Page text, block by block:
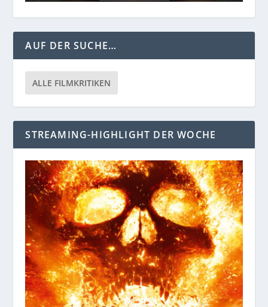
AUF DER SUCHE…
ALLE FILMKRITIKEN
STREAMING-HIGHLIGHT DER WOCHE